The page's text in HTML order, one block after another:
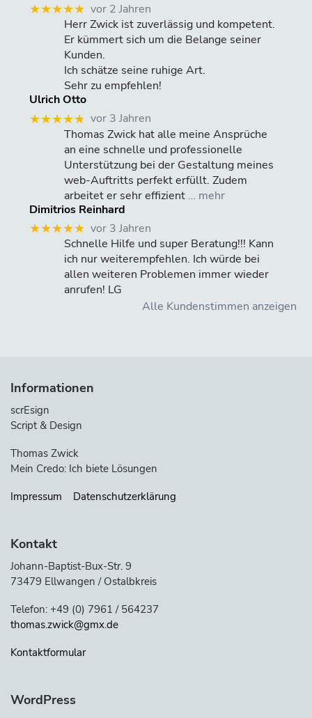
★★★★★ vor 2 Jahren
Herr Zwick ist zuverlässig und kompetent.
Er kümmert sich um die Belange seiner
Kunden.
Ich schätze seine ruhige Art.
Sehr zu empfehlen!
Ulrich Otto
★★★★★ vor 3 Jahren
Thomas Zwick hat alle meine Ansprüche
an eine schnelle und professionelle
Unterstützung bei der Gestaltung meines
web-Auftritts perfekt erfüllt. Zudem
arbeitet er sehr effizient … mehr
Dimitrios Reinhard
★★★★★ vor 3 Jahren
Schnelle Hilfe und super Beratung!!! Kann
ich nur weiterempfehlen. Ich würde bei
allen weiteren Problemen immer wieder
anrufen! LG
Alle Kundenstimmen anzeigen
Informationen
scrEsign
Script & Design
Thomas Zwick
Mein Credo: Ich biete Lösungen
Impressum
Datenschutzerklärung
Kontakt
Johann-Baptist-Bux-Str. 9
73479 Ellwangen / Ostalbkreis
Telefon: +49 (0) 7961 / 564237
thomas.zwick@gmx.de
Kontaktformular
WordPress